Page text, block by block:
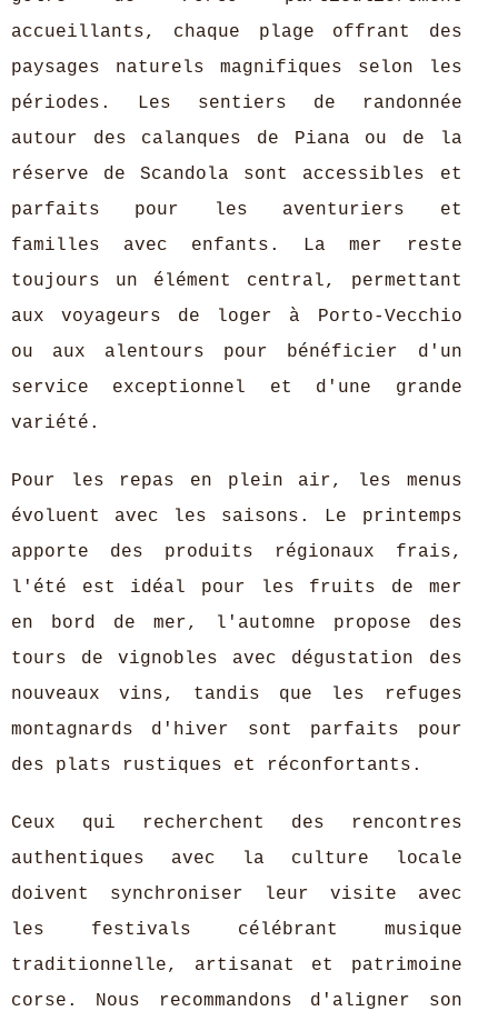
accueillants, chaque plage offrant des
paysages naturels magnifiques selon les
périodes. Les sentiers de randonnée
autour des calanques de Piana ou de la
réserve de Scandola sont accessibles et
parfaits pour les aventuriers et
familles avec enfants. La mer reste
toujours un élément central, permettant
aux voyageurs de loger à Porto-Vecchio
ou aux alentours pour bénéficier d'un
service exceptionnel et d'une grande
variété.
Pour les repas en plein air, les menus
évoluent avec les saisons. Le printemps
apporte des produits régionaux frais,
l'été est idéal pour les fruits de mer
en bord de mer, l'automne propose des
tours de vignobles avec dégustation des
nouveaux vins, tandis que les refuges
montagnards d'hiver sont parfaits pour
des plats rustiques et réconfortants.
Ceux qui recherchent des rencontres
authentiques avec la culture locale
doivent synchroniser leur visite avec
les festivals célébrant musique
traditionnelle, artisanat et patrimoine
corse. Nous recommandons d'aligner son